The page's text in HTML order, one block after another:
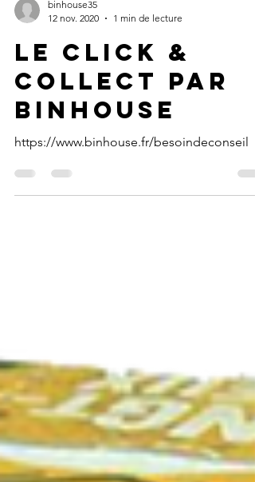
12 nov. 2020
1 min de lecture
Le Click &
Collect par
BinHouse
https://www.binhouse.fr/besoindeconseil